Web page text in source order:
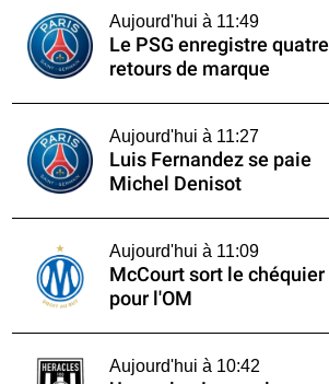
Aujourd'hui à 11:49
Le PSG enregistre quatre
retours de marque
Aujourd'hui à 11:27
Luis Fernandez se paie
Michel Denisot
Aujourd'hui à 11:09
McCourt sort le chéquier
pour l'OM
Aujourd'hui à 10:42